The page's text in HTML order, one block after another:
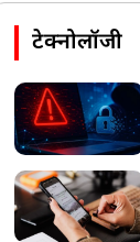
टेक्नोलॉजी